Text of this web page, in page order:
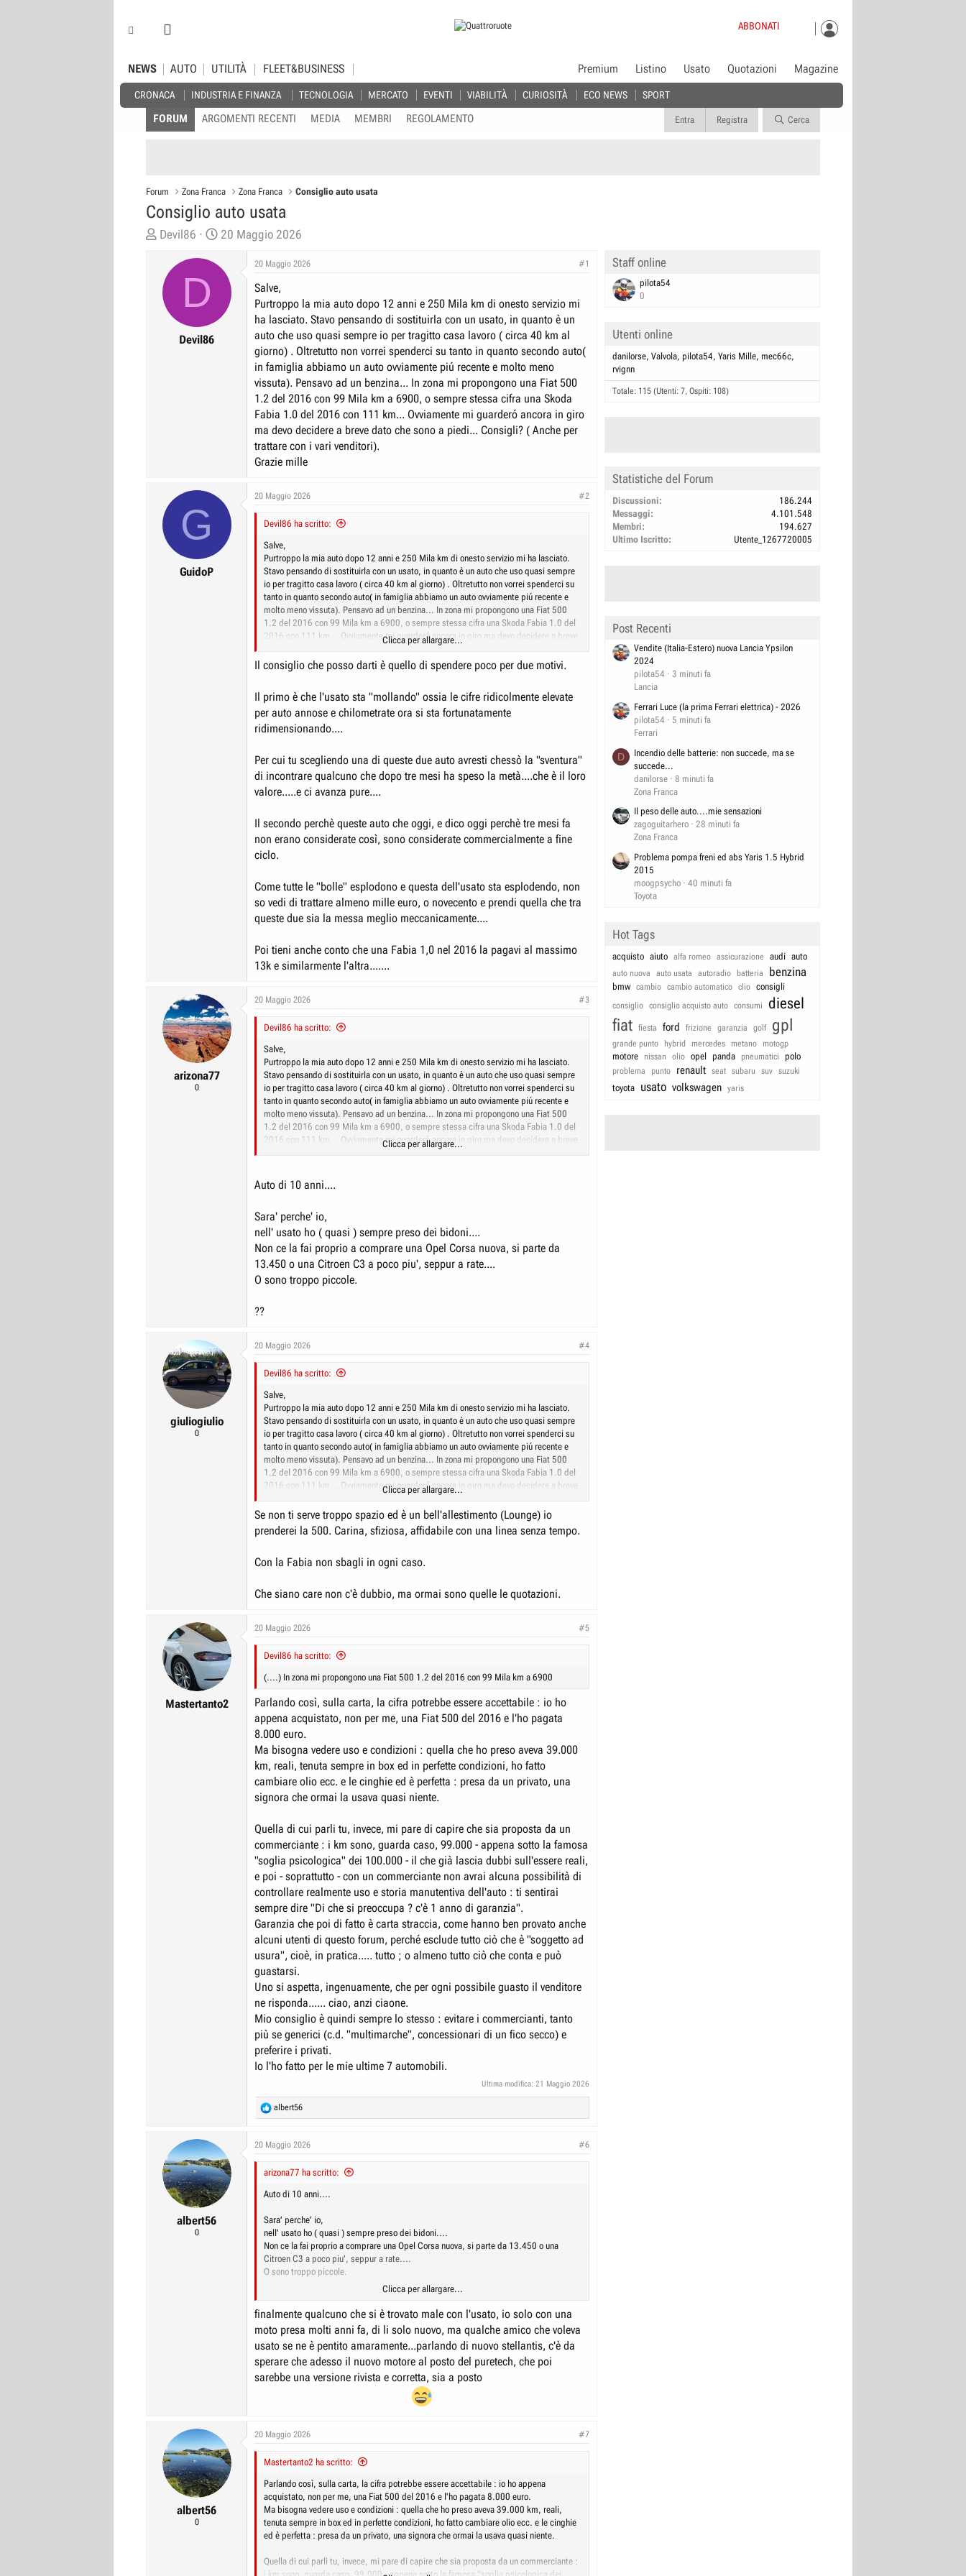
ABBONATI
NEWS
CRONACA INDUSTRIA E FINANZA TECNOLOGIA MERCATO EVENTI VIABILITÀ CURIOSITÀ ECO NEWS SPORT
AUTO UTILITÀ FLEET&BUSINESS Premium Listino Usato Quotazioni Magazine
FORUM ARGOMENTI RECENTI MEDIA MEMBRI REGOLAMENTO Entra Registra Cerca
Forum Zona Franca Zona Franca Consiglio auto usata
Consiglio auto usata
C
a
o
n
Devil86
D
t
i
20 Maggio 2026
D
Devil86
20 Maggio 2026 #1
Salve,
Purtroppo la mia auto dopo 12 anni e 250 Mila km di onesto servizio mi
ha lasciato. Stavo pensando di sostituirla con un usato, in quanto è un
auto che uso quasi sempre io per tragitto casa lavoro ( circa 40 km al
giorno) . Oltretutto non vorrei spenderci su tanto in quanto secondo auto(
in famiglia abbiamo un auto ovviamente piú recente e molto meno
vissuta). Pensavo ad un benzina... In zona mi propongono una Fiat 500
1.2 del 2016 con 99 Mila km a 6900, o sempre stessa cifra una Skoda
Fabia 1.0 del 2016 con 111 km... Ovviamente mi guarderó ancora in giro
ma devo decidere a breve dato che sono a piedi... Consigli? ( Anche per
trattare con i vari venditori).
Grazie mille
G
GuidoP
20 Maggio 2026 #2
Devil86 ha scritto:
Salve,
Purtroppo la mia auto dopo 12 anni e 250 Mila km di onesto servizio mi ha lasciato.
Stavo pensando di sostituirla con un usato, in quanto è un auto che uso quasi sempre
io per tragitto casa lavoro ( circa 40 km al giorno) . Oltretutto non vorrei spenderci su
tanto in quanto secondo auto( in famiglia abbiamo un auto ovviamente piú recente e
molto meno vissuta). Pensavo ad un benzina... In zona mi propongono una Fiat 500
1.2 del 2016 con 99 Mila km a 6900, o sempre stessa cifra una Skoda Fabia 1.0 del
2016 con 111 km... Ovviamente mi guarderó ancora in giro ma devo decidere a breve
dato che sono a piedi... Consigli? ( Anche per trattare con i vari venditori).
Grazie mille
Clicca per allargare...
Il consiglio che posso darti è quello di spendere poco per due motivi.
Il primo è che l'usato sta "mollando" ossia le cifre ridicolmente elevate
per auto annose e chilometrate ora si sta fortunatamente
ridimensionando....
Per cui tu scegliendo una di queste due auto avresti chessò la "sventura"
di incontrare qualcuno che dopo tre mesi ha speso la metà....che è il loro
valore.....e ci avanza pure....
Il secondo perchè queste auto che oggi, e dico oggi perchè tre mesi fa
non erano considerate così, sono considerate commercialmente a fine
ciclo.
Come tutte le "bolle" esplodono e questa dell'usato sta esplodendo, non
so vedi di trattare almeno mille euro, o novecento e prendi quella che tra
queste due sia la messa meglio meccanicamente....
Poi tieni anche conto che una Fabia 1,0 nel 2016 la pagavi al massimo
13k e similarmente l'altra.......
arizona77
0
20 Maggio 2026 #3
Devil86 ha scritto:
Salve,
Purtroppo la mia auto dopo 12 anni e 250 Mila km di onesto servizio mi ha lasciato.
Stavo pensando di sostituirla con un usato, in quanto è un auto che uso quasi sempre
io per tragitto casa lavoro ( circa 40 km al giorno) . Oltretutto non vorrei spenderci su
tanto in quanto secondo auto( in famiglia abbiamo un auto ovviamente piú recente e
molto meno vissuta). Pensavo ad un benzina... In zona mi propongono una Fiat 500
1.2 del 2016 con 99 Mila km a 6900, o sempre stessa cifra una Skoda Fabia 1.0 del
2016 con 111 km... Ovviamente mi guarderó ancora in giro ma devo decidere a breve
dato che sono a piedi... Consigli? ( Anche per trattare con i vari venditori).
Clicca per allargare...
Auto di 10 anni....
Sara' perche' io,
nell' usato ho ( quasi ) sempre preso dei bidoni....
Non ce la fai proprio a comprare una Opel Corsa nuova, si parte da
13.450 o una Citroen C3 a poco piu', seppur a rate....
O sono troppo piccole.
??
giuliogiulio
0
20 Maggio 2026 #4
Devil86 ha scritto:
Salve,
Purtroppo la mia auto dopo 12 anni e 250 Mila km di onesto servizio mi ha lasciato.
Stavo pensando di sostituirla con un usato, in quanto è un auto che uso quasi sempre
io per tragitto casa lavoro ( circa 40 km al giorno) . Oltretutto non vorrei spenderci su
tanto in quanto secondo auto( in famiglia abbiamo un auto ovviamente piú recente e
molto meno vissuta). Pensavo ad un benzina... In zona mi propongono una Fiat 500
1.2 del 2016 con 99 Mila km a 6900, o sempre stessa cifra una Skoda Fabia 1.0 del
2016 con 111 km... Ovviamente mi guarderó ancora in giro ma devo decidere a breve
dato che sono a piedi... Consigli? ( Anche per trattare con i vari venditori).
Grazie mille
Clicca per allargare...
Se non ti serve troppo spazio ed è un bell'allestimento (Lounge) io
prenderei la 500. Carina, sfiziosa, affidabile con una linea senza tempo.
Con la Fabia non sbagli in ogni caso.
Che siano care non c'è dubbio, ma ormai sono quelle le quotazioni.
Mastertanto2
20 Maggio 2026 #5
Devil86 ha scritto:
(....) In zona mi propongono una Fiat 500 1.2 del 2016 con 99 Mila km a 6900
Parlando così, sulla carta, la cifra potrebbe essere accettabile : io ho
appena acquistato, non per me, una Fiat 500 del 2016 e l'ho pagata
8.000 euro.
Ma bisogna vedere uso e condizioni : quella che ho preso aveva 39.000
km, reali, tenuta sempre in box ed in perfette condizioni, ho fatto
cambiare olio ecc. e le cinghie ed è perfetta : presa da un privato, una
signora che ormai la usava quasi niente.
Quella di cui parli tu, invece, mi pare di capire che sia proposta da un
commerciante : i km sono, guarda caso, 99.000 - appena sotto la famosa
"soglia psicologica" dei 100.000 - il che già lascia dubbi sull'essere reali,
e poi - soprattutto - con un commerciante non avrai alcuna possibilità di
controllare realmente uso e storia manutentiva dell'auto : ti sentirai
sempre dire "Di che si preoccupa ? c'è 1 anno di garanzia".
Garanzia che poi di fatto è carta straccia, come hanno ben provato anche
alcuni utenti di questo forum, perché esclude tutto ciò che è "soggetto ad
usura", cioè, in pratica..... tutto ; o almeno tutto ciò che conta e può
guastarsi.
Uno si aspetta, ingenuamente, che per ogni possibile guasto il venditore
ne risponda...... ciao, anzi ciaone.
Mio consiglio è quindi sempre lo stesso : evitare i commercianti, tanto
più se generici (c.d. "multimarche", concessionari di un fico secco) e
preferire i privati.
Io l'ho fatto per le mie ultime 7 automobili.
Ultima modifica: 21 Maggio 2026
R
e
c
n
:
albert56
albert56
0
20 Maggio 2026 #6
arizona77 ha scritto:
Auto di 10 anni....
Sara' perche' io,
nell' usato ho ( quasi ) sempre preso dei bidoni....
Non ce la fai proprio a comprare una Opel Corsa nuova, si parte da 13.450 o una
Citroen C3 a poco piu', seppur a rate....
O sono troppo piccole.
Clicca per allargare...
finalmente qualcuno che si è trovato male con l'usato, io solo con una
moto presa molti anni fa, di li solo nuovo, ma qualche amico che voleva
usato se ne è pentito amaramente...parlando di nuovo stellantis, c'è da
sperare che adesso il nuovo motore al posto del puretech, che poi
sarebbe una versione rivista e corretta, sia a posto
albert56
0
20 Maggio 2026 #7
Mastertanto2 ha scritto:
Parlando così, sulla carta, la cifra potrebbe essere accettabile : io ho appena
acquistato, non per me, una Fiat 500 del 2016 e l'ho pagata 8.000 euro.
Ma bisogna vedere uso e condizioni : quella che ho preso aveva 39.000 km, reali,
tenuta sempre in box ed in perfette condizioni, ho fatto cambiare olio ecc. e le cinghie
ed è perfetta : presa da un privato, una signora che ormai la usava quasi niente.
Quella di cui parli tu, invece, mi pare di capire che sia proposta da un commerciante :
i km sono, guarda caso, 99.000 - appena sotto la famosa "soglia psicologica dei
Staff online
pilota54
0
Utenti online
danilorse Valvola pilota54 Yaris Mille mec66c
rvignn
Totale: 115 (Utenti: 7, Ospiti: 108)
Statistiche del Forum
Discussioni
186.244
Messaggi
4.101.548
Membri
194.627
Ultimo Iscritto
Utente_1267720005
Post Recenti
Vendite (Italia-Estero) nuova Lancia Ypsilon
2024
pilota54
3 minuti fa
Lancia
Ferrari Luce (la prima Ferrari elettrica) - 2026
pilota54
5 minuti fa
Ferrari
D
Incendio delle batterie: non succede, ma se
succede...
danilorse
8 minuti fa
Zona Franca
Il peso delle auto....mie sensazioni
zagoguitarhero
28 minuti fa
Zona Franca
Problema pompa freni ed abs Yaris 1.5 Hybrid
2015
moogpsycho
40 minuti fa
Toyota
Hot Tags
acquisto aiuto alfa romeo assicurazione audi auto
auto nuova auto usata autoradio batteria benzina
bmw cambio cambio automatico clio consigli
consiglio consiglio acquisto auto consumi diesel
fiat fiesta ford frizione garanzia golf gpl
grande punto hybrid mercedes metano motogp
motore nissan olio opel panda pneumatici polo
problema punto renault seat subaru suv suzuki
toyota usato volkswagen yaris